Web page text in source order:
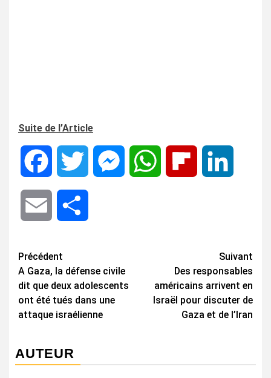
Suite de l’Article
Facebook Twitter MessengerWhatsApp Flipboard
Email
Navigation
d’article
Précédent
A Gaza, la défense civile
dit que deux adolescents
ont été tués dans une
attaque israélienne
Suivant
Des responsables
américains arrivent en
Israël pour discuter de
Gaza et de l’Iran
AUTEUR